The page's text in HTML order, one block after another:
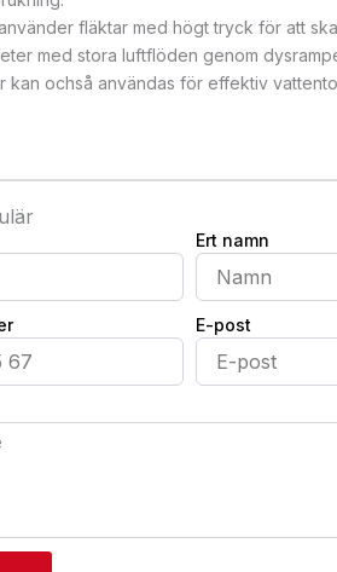
fläktar med högt tryck för att
med stora luftflöden genom
kan ochså användas för effektiv
Ert namn
E-post